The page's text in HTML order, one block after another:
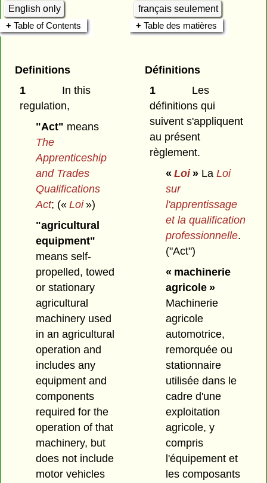
English only
français seulement
Table of Contents
Table des matières
Definitions
1
In this
regulation,
"Act" means
The
Apprenticeship
and Trades
Qualifications
Act; (« Loi»)
"agricultural
equipment"
means self-
propelled, towed
or stationary
agricultural
machinery used
in an agricultural
operation and
includes any
equipment and
components
required for the
operation of that
machinery, but
does not include
motor vehicles
Définitions
1
Les
définitions qui
suivent s'appliquent
au présent
règlement.
« Loi»La Loi
sur
l'apprentissage
et la qualification
professionnelle.
("Act")
« machinerie
agricole »
Machinerie
agricole
automotrice,
remorquée ou
stationnaire
utilisée dans le
cadre d'une
exploitation
agricole, y
compris
l'équipement et
les composants